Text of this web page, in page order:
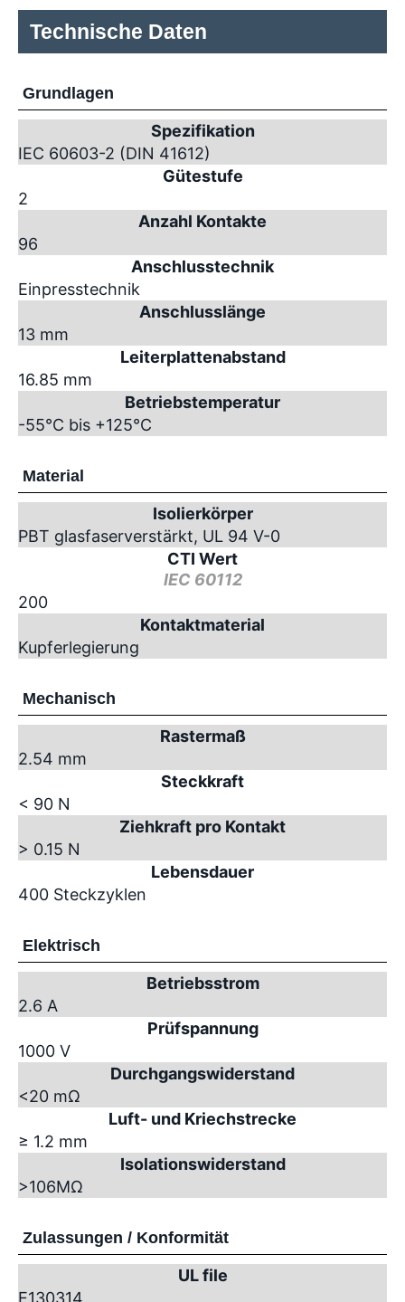
Technische Daten
Grundlagen
Spezifikation
IEC 60603-2 (DIN 41612)
Gütestufe
2
Anzahl Kontakte
96
Anschlusstechnik
Einpresstechnik
Anschlusslänge
13 mm
Leiterplattenabstand
16.85 mm
Betriebstemperatur
-55°C bis +125°C
Material
Isolierkörper
PBT glasfaserverstärkt, UL 94 V-0
CTI Wert
IEC 60112
200
Kontaktmaterial
Kupferlegierung
Mechanisch
Rastermaß
2.54 mm
Steckkraft
< 90 N
Ziehkraft pro Kontakt
> 0.15 N
Lebensdauer
400 Steckzyklen
Elektrisch
Betriebsstrom
2.6 A
Prüfspannung
1000 V
Durchgangswiderstand
<20 mΩ
Luft- und Kriechstrecke
≥ 1.2 mm
Isolationswiderstand
>106MΩ
Zulassungen / Konformität
UL file
E130314